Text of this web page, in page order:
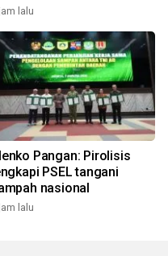
lalu
Pangan: Pirolisis
PSEL tangani
nasional
lalu